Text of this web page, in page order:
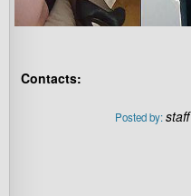
Contacts:
Posted by:staff